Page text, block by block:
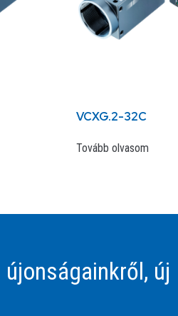
VCXG.2-32C
Tovább olvasom
új